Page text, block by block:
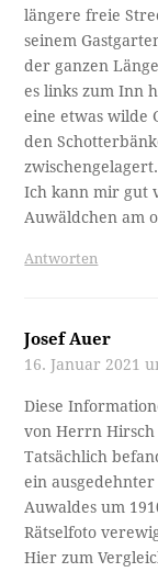
längere freie
seinem
der ganzen
es links zum Inn
eine etwas wilde
den
zwischengelagert.
Ich kann mir gut
Auwäldchen am
Antworten
Josef Auer
16. Januar 2021
Diese
von Herrn Hirsch
Tatsächlich
ein ausgedehnter
Auwaldes um
Rätselfoto
Hier zum